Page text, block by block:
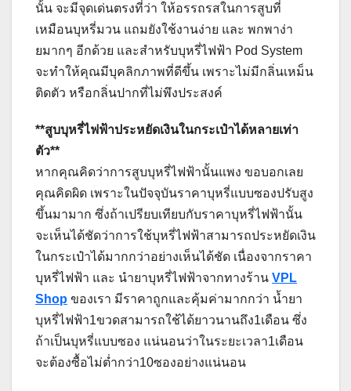
นั้น จะมีจุดเด่นตรงที่ว่า ให้อรรถรสในการสูบที่
เหมือนบุหรี่มวน แถมยังใช้งานง่าย และ พกพาง่า
ยมากๆ อีกด้วย และสำหรับบุหรี่ไฟฟ้า Pod System
จะทำให้คุณมีบุคลิกภาพที่ดีขึ้น เพราะไม่มีกลิ่นเหม็น
ติดตัว หรือกลิ่นปากที่ไม่พึงประสงค์
**สูบบุหรี่ไฟฟ้าประหยัดเงินในกระเป๋าได้หลายเท่า
ตัว**
หากคุณคิดว่าการสูบบุหรี่ไฟฟ้านั้นแพง ขอบอกเลย
คุณคิดผิด เพราะในปัจจุบันราคาบุหรี่แบบซองปรับสูง
ขึ้นมามาก ซึ่งถ้าเปรียบเทียบกับราคาบุหรี่ไฟฟ้านั้น
จะเห็นได้ชัดว่าการใช้บุหรี่ไฟฟ้าสามารถประหยัดเงิน
ในกระเป๋าได้มากกว่าอย่างเห็นได้ชัด เนื่องจากราคา
บุหรี่ไฟฟ้า และ นำยาบุหรี่ไฟฟ้าจากทางร้าน VPL
Shop ของเรา มีราคาถูกและคุ้มค่ามากกว่า น้ำยา
บุหรี่ไฟฟ้า1ขวดสามารถใช้ได้ยาวนานถึง1เดือน ซึ่ง
ถ้าเป็นบุหรี่แบบซอง แน่นอนว่าในระยะเวลา1เดือน
จะต้องซื้อไม่ต่ำกว่า10ซองอย่างแน่นอน